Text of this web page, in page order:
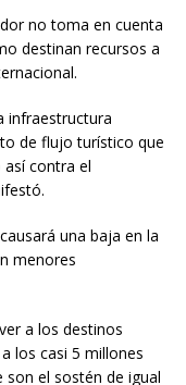
no toma en cuenta
destinan recursos a
infraestructura
de flujo turístico que
contra el
una baja en la
menores
a los destinos
los casi 5 millones
el sostén de igual